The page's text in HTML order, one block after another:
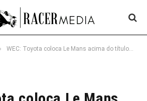
WEC: Toyota coloca Le Mans acima do título em 2026 e Nakajima admite: “Foram três anos frustrantes”